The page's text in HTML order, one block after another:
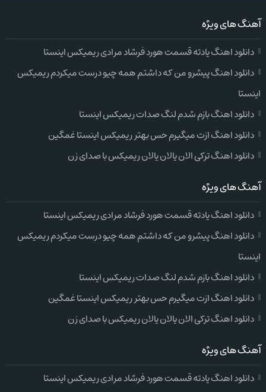
آهنگ های ویژه
دانلود اهنگ یادته قسمت هورد فرشاد مرادی ریمیکس اینستا
دانلود اهنگ پیشرو من که داشتم همه چیو درست میکردم ریمیکس
اینستا
دانلود اهنگ بازم شدم لنگ صدات ریمیکس اینستا
دانلود اهنگ ازت میگیرم حس بهتر ریمیکس اینستا غمگین
دانلود اهنگ ترکی الان یالان یالان ریمیکس با صدای زن
آهنگ های ویژه
دانلود اهنگ یادته قسمت هورد فرشاد مرادی ریمیکس اینستا
دانلود اهنگ پیشرو من که داشتم همه چیو درست میکردم ریمیکس
اینستا
دانلود اهنگ بازم شدم لنگ صدات ریمیکس اینستا
دانلود اهنگ ازت میگیرم حس بهتر ریمیکس اینستا غمگین
دانلود اهنگ ترکی الان یالان یالان ریمیکس با صدای زن
آهنگ های ویژه
دانلود اهنگ یادته قسمت هورد فرشاد مرادی ریمیکس اینستا